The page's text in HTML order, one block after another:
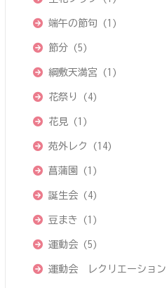
端午の節句 (1)
節分 (5)
綱敷天満宮 (1)
花祭り (4)
花見 (1)
苑外レク (14)
菖蒲園 (1)
誕生会 (4)
豆まき (1)
運動会 (5)
運動会 レクリエーション